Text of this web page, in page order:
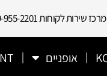
מרכז שירות לקוחות 09-955-2201
אופניים